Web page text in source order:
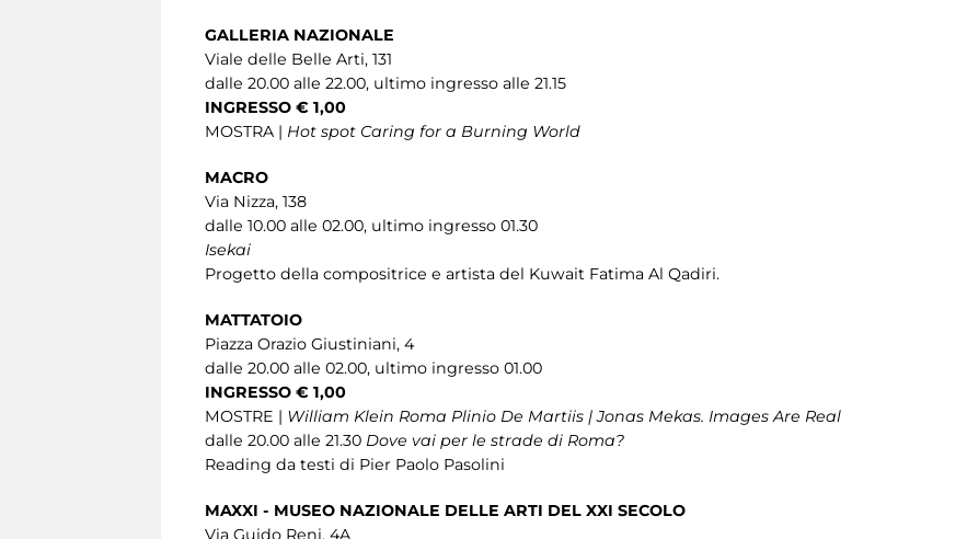
GALLERIA NAZIONALE
Viale delle Belle Arti, 131
dalle 20.00 alle 22.00, ultimo ingresso alle 21.15
INGRESSO € 1,00
MOSTRA | Hot spot Caring for a Burning World
MACRO
Via Nizza, 138
dalle 10.00 alle 02.00, ultimo ingresso 01.30
Isekai
Progetto della compositrice e artista del Kuwait Fatima Al Qadiri.
MATTATOIO
Piazza Orazio Giustiniani, 4
dalle 20.00 alle 02.00, ultimo ingresso 01.00
INGRESSO € 1,00
MOSTRE | William Klein Roma Plinio De Martiis | Jonas Mekas. Images Are Real
dalle 20.00 alle 21.30 Dove vai per le strade di Roma?
Reading da testi di Pier Paolo Pasolini
MAXXI - MUSEO NAZIONALE DELLE ARTI DEL XXI SECOLO
Via Guido Reni, 4A